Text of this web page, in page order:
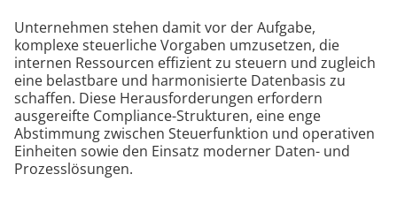
Unternehmen stehen damit vor der Aufgabe,
komplexe steuerliche Vorgaben umzusetzen, die
internen Ressourcen effizient zu steuern und zugleich
eine belastbare und harmonisierte Datenbasis zu
schaffen. Diese Herausforderungen erfordern
ausgereifte Compliance-Strukturen, eine enge
Abstimmung zwischen Steuerfunktion und operativen
Einheiten sowie den Einsatz moderner Daten- und
Prozesslösungen.